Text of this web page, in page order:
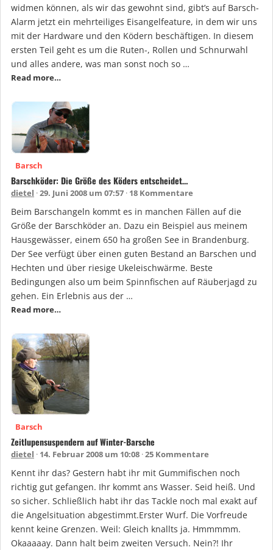
widmen können, als wir das gewohnt sind, gibt’s auf Barsch-
Alarm jetzt ein mehrteiliges Eisangelfeature, in dem wir uns
mit der Hardware und den Ködern beschäftigen. In diesem
ersten Teil geht es um die Ruten-, Rollen und Schnurwahl
und alles andere, was man sonst noch so …
Read more…
Barsch
Barschköder: Die Größe des Köders entscheidet…
dietel 29. Juni 2008 um 07:57 18 Kommentare
Beim Barschangeln kommt es in manchen Fällen auf die
Größe der Barschköder an. Dazu ein Beispiel aus meinem
Hausgewässer, einem 650 ha großen See in Brandenburg.
Der See verfügt über einen guten Bestand an Barschen und
Hechten und über riesige Ukeleischwärme. Beste
Bedingungen also um beim Spinnfischen auf Räuberjagd zu
gehen. Ein Erlebnis aus der …
Read more…
Barsch
Zeitlupensuspendern auf Winter-Barsche
dietel 14. Februar 2008 um 10:08 25 Kommentare
Kennt ihr das? Gestern habt ihr mit Gummifischen noch
richtig gut gefangen. Ihr kommt ans Wasser. Seid heiß. Und
so sicher. Schließlich habt ihr das Tackle noch mal exakt auf
die Angelsituation abgestimmt.Erster Wurf. Die Vorfreude
kennt keine Grenzen. Weil: Gleich knallts ja. Hmmmmm.
Okaaaaay. Dann halt beim zweiten Versuch. Nein?! Ihr